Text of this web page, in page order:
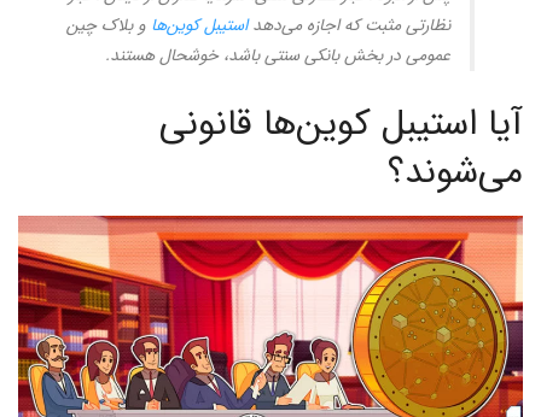
نظارتی مثبت که اجازه می‌دهداستیبل کوین‌ها و بلاک چین
عمومی در بخش بانکی سنتی باشد، خوشحال هستند.
آیا استیبل کوین‌ها قانونی
می‌شوند؟